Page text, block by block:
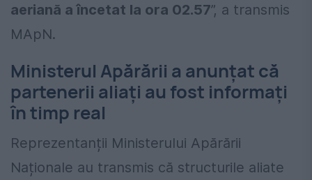
aeriană a încetat la ora 02.57”, a transmis
MApN.
Ministerul Apărării a anunțat că
partenerii aliați au fost informați
în timp real
Reprezentanții Ministerului Apărării
Naționale au transmis că structurile aliate